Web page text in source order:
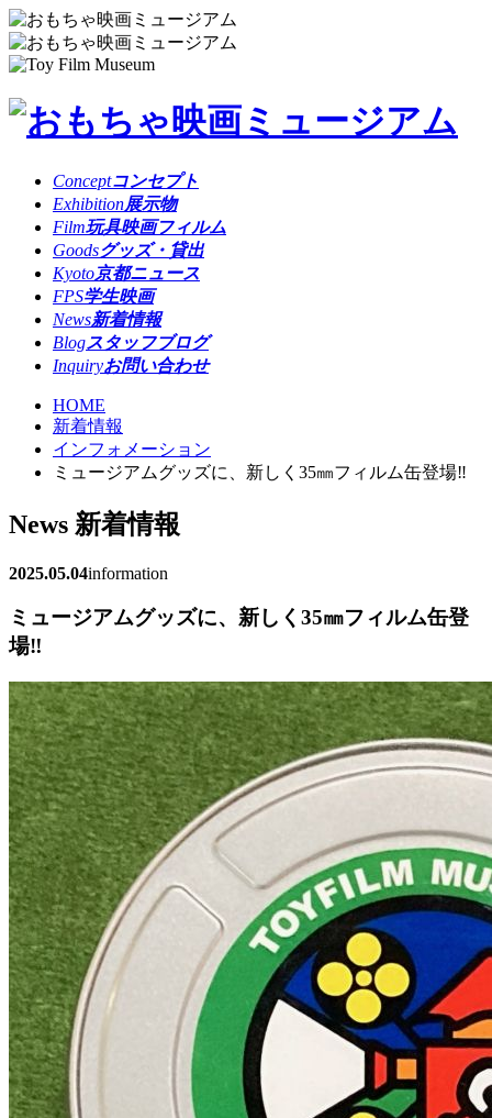
Conceptコンセプト
Exhibition展示物
Film玩具映画フィルム
Goodsグッズ・貸出
Kyoto京都ニュース
FPS学生映画
News新着情報
Blogスタッフブログ
Inquiryお問い合わせ
HOME
新着情報
インフォメーション
ミュージアムグッズに、新しく35㎜フィルム缶登場‼
News 新着情報
2025.05.04information
ミュージアムグッズに、新しく35㎜フィルム缶登
場‼